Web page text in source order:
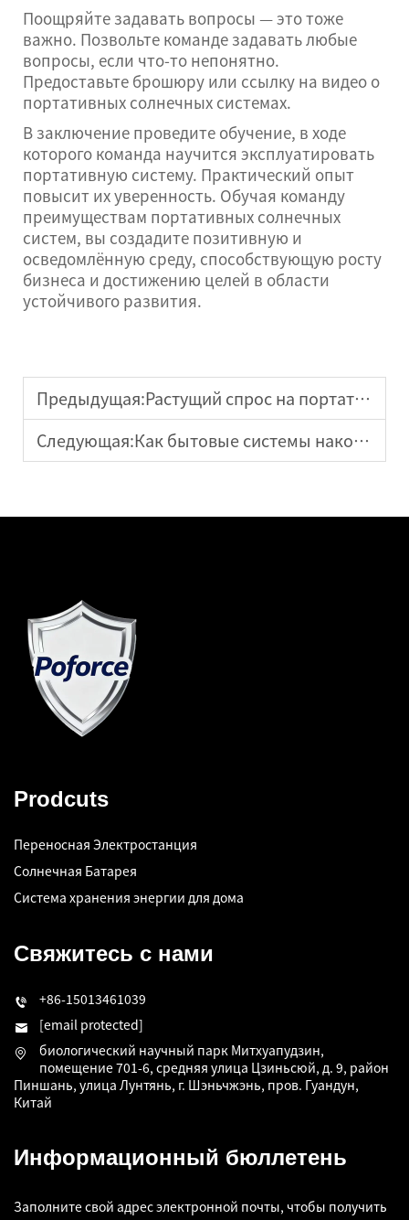
Поощряйте задавать вопросы — это тоже
важно. Позвольте команде задавать любые
вопросы, если что-то непонятно.
Предоставьте брошюру или ссылку на видео о
портативных солнечных системах.
В заключение проведите обучение, в ходе
которого команда научится эксплуатировать
портативную систему. Практический опыт
повысит их уверенность. Обучая команду
преимуществам портативных солнечных
систем, вы создадите позитивную и
осведомлённую среду, способствующую росту
бизнеса и достижению целей в области
устойчивого развития.
Предыдущая:Растущий спрос на портативные солнечные электростанции на рынках Юго-Восточной Азии
Следующая:Как бытовые системы накопления энергии повышают энергетическую независимость жилых помещений
Prodcuts
Переносная Электростанция
Солнечная Батарея
Система хранения энергии для дома
Свяжитесь с нами
+86-15013461039
[email protected]
биологический научный парк Митхуапудзин,
помещение 701-6, средняя улица Цзиньсюй, д. 9, район
Пиншань, улица Лунтянь, г. Шэньчжэнь, пров. Гуандун,
Китай
Информационный бюллетень
Заполните свой адрес электронной почты, чтобы получить